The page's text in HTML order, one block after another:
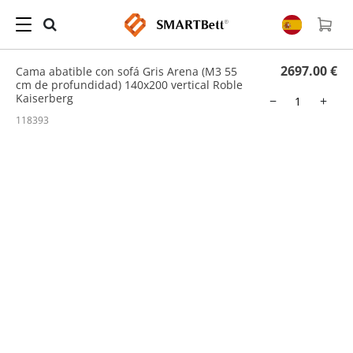
Hogar Cama abatible con sofá/ Cama abatible con sofá Gris Arena (M3 55 cm de
Cama abatible con sofá Gris Arena (M3 55
cm de profundidad) 140x200 vertical Roble
Kaiserberg
2697.00 €
−
+
118393